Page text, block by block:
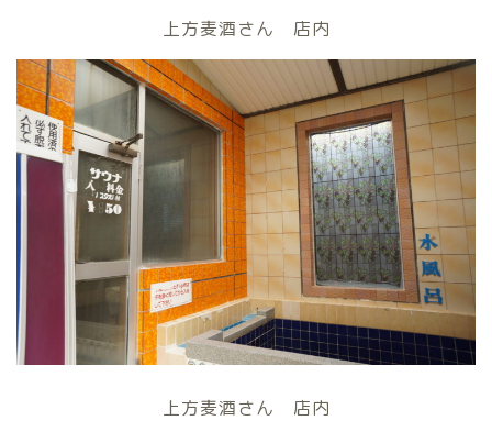
上方麦酒さん 店内
上方麦酒さん 店内